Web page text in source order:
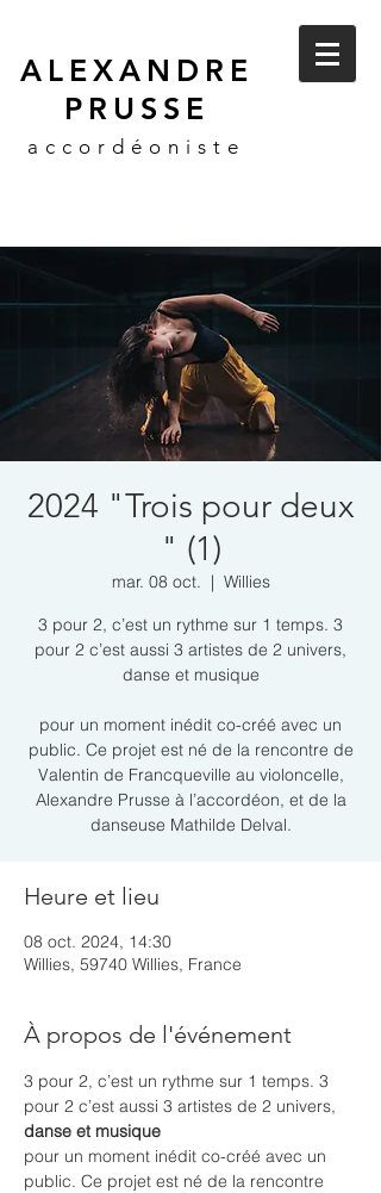
ALEXANDRE
PRUSSE
accordéoniste
2024 "Trois pour deux
" (1)
mar. 08 oct.
  |
Willies
3 pour 2, c’est un rythme sur 1 temps. 3
pour 2 c’est aussi 3 artistes de 2 univers,
danse et musique
pour un moment inédit co-créé avec un
public. Ce projet est né de la rencontre de
Valentin de Francqueville au violoncelle,
Alexandre Prusse à l’accordéon, et de la
danseuse Mathilde Delval.
Heure et lieu
08 oct. 2024, 14:30
Willies, 59740 Willies, France
À propos de l'événement
3 pour 2, c’est un rythme sur 1 temps. 3
pour 2 c’est aussi 3 artistes de 2 univers,
danse et musique
pour un moment inédit co-créé avec un
public. Ce projet est né de la rencontre